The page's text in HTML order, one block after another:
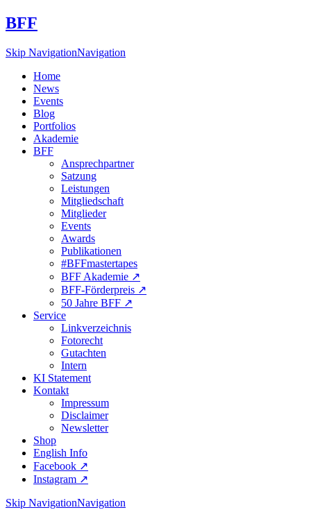
BFF
Skip NavigationNavigation
Home
News
Events
Blog
Portfolios
Akademie
BFF
Ansprechpartner
Satzung
Leistungen
Mitgliedschaft
Mitglieder
Events
Awards
Publikationen
#BFFmastertapes
BFF Akademie ↗︎
BFF-Förderpreis ↗︎
50 Jahre BFF ↗︎
Service
Linkverzeichnis
Fotorecht
Gutachten
Intern
KI Statement
Kontakt
Impressum
Disclaimer
Newsletter
Shop
English Info
Facebook ↗︎
Instagram ↗︎
Skip NavigationNavigation